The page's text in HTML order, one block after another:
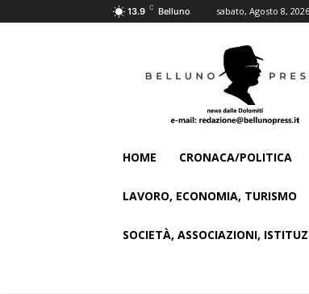
13.9 C Belluno sabato, Agosto 8, 2026
HOME CRONACA/POLITICA
LAVORO, ECONOMIA, TURISMO
SOCIETÀ, ASSOCIAZIONI,